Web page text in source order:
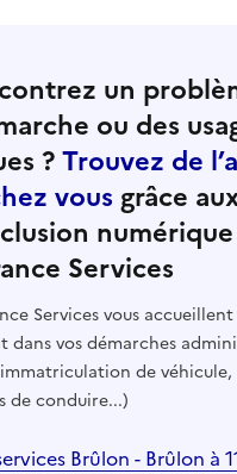
un
ou des
?Trouvez de
vous grâce
Services
Services vous
dans vos démarches
de véhicule,
de conduire...)
Brûlon - Brûlon à